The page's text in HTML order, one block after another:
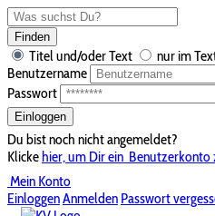
Finden
Titel und/oder Text nur im
Benutzername
Passwort
Einloggen
Du bist noch nicht angemeldet?
Klickehier, um Dir ein Benutzerkonto
Mein Konto
EinloggenAnmelden Passwort